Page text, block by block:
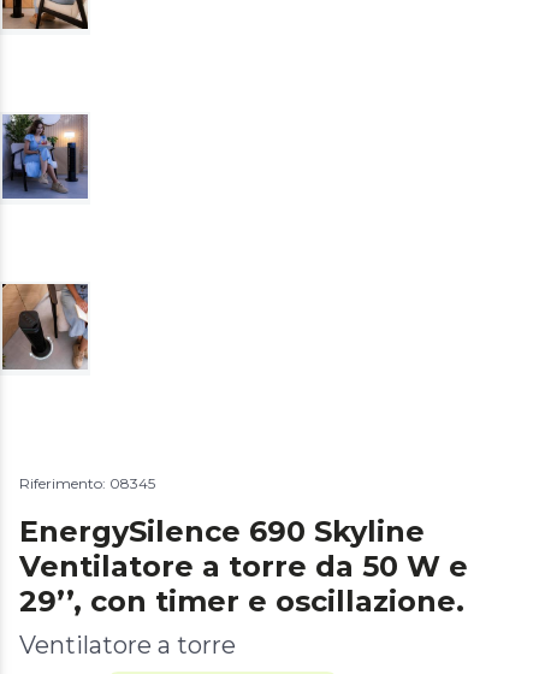
Riferimento: 08345
EnergySilence 690 Skyline
Ventilatore a torre da 50 W e
29’’, con timer e oscillazione.
Ventilatore a torre